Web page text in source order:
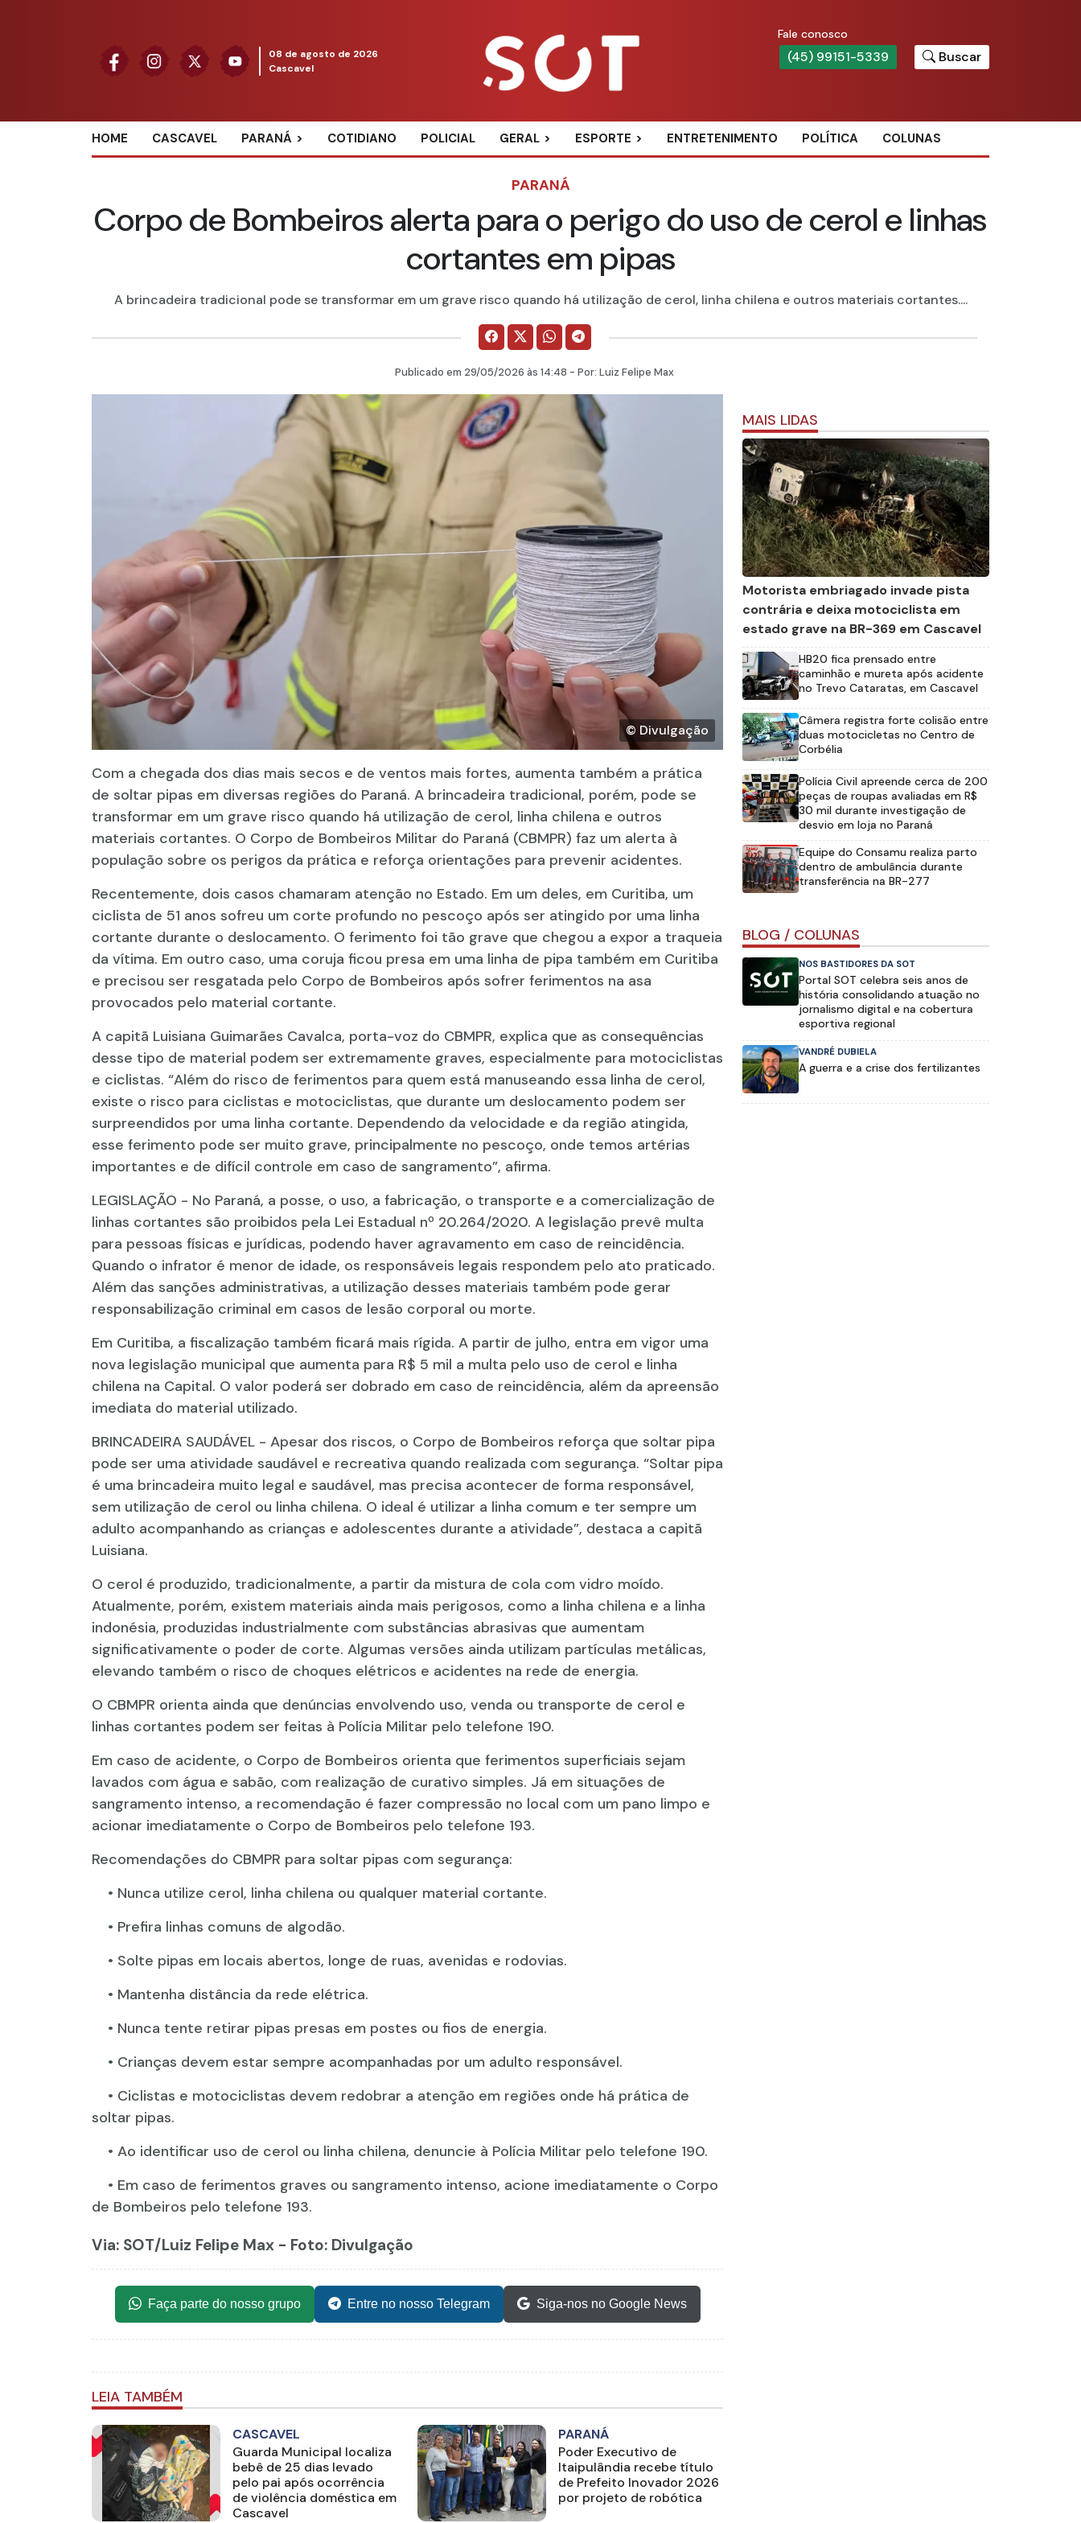
08 de agosto de 2026
Cascavel
Fale conosco
(45) 99151-5339 Buscar
HOME CASCAVEL PARANÁ COTIDIANO POLICIAL GERAL ESPORTE ENTRETENIMENTO POLÍTICA COLUNAS
PARANÁ
Corpo de Bombeiros alerta para o perigo do uso de cerol e linhas
cortantes em pipas
A brincadeira tradicional pode se transformar em um grave risco quando há utilização de cerol, linha chilena e outros materiais cortantes....
Publicado em 29/05/2026 às 14:48 - Por: Luiz Felipe Max
© Divulgação
Com a chegada dos dias mais secos e de ventos mais fortes, aumenta também a prática
de soltar pipas em diversas regiões do Paraná. A brincadeira tradicional, porém, pode se
transformar em um grave risco quando há utilização de cerol, linha chilena e outros
materiais cortantes. O Corpo de Bombeiros Militar do Paraná (CBMPR) faz um alerta à
população sobre os perigos da prática e reforça orientações para prevenir acidentes.
Recentemente, dois casos chamaram atenção no Estado. Em um deles, em Curitiba, um
ciclista de 51 anos sofreu um corte profundo no pescoço após ser atingido por uma linha
cortante durante o deslocamento. O ferimento foi tão grave que chegou a expor a traqueia
da vítima. Em outro caso, uma coruja ficou presa em uma linha de pipa também em Curitiba
e precisou ser resgatada pelo Corpo de Bombeiros após sofrer ferimentos na asa
provocados pelo material cortante.
A capitã Luisiana Guimarães Cavalca, porta-voz do CBMPR, explica que as consequências
desse tipo de material podem ser extremamente graves, especialmente para motociclistas
e ciclistas. “Além do risco de ferimentos para quem está manuseando essa linha de cerol,
existe o risco para ciclistas e motociclistas, que durante um deslocamento podem ser
surpreendidos por uma linha cortante. Dependendo da velocidade e da região atingida,
esse ferimento pode ser muito grave, principalmente no pescoço, onde temos artérias
importantes e de difícil controle em caso de sangramento”, afirma.
LEGISLAÇÃO - No Paraná, a posse, o uso, a fabricação, o transporte e a comercialização de
linhas cortantes são proibidos pela Lei Estadual nº 20.264/2020. A legislação prevê multa
para pessoas físicas e jurídicas, podendo haver agravamento em caso de reincidência.
Quando o infrator é menor de idade, os responsáveis legais respondem pelo ato praticado.
Além das sanções administrativas, a utilização desses materiais também pode gerar
responsabilização criminal em casos de lesão corporal ou morte.
Em Curitiba, a fiscalização também ficará mais rígida. A partir de julho, entra em vigor uma
nova legislação municipal que aumenta para R$ 5 mil a multa pelo uso de cerol e linha
chilena na Capital. O valor poderá ser dobrado em caso de reincidência, além da apreensão
imediata do material utilizado.
BRINCADEIRA SAUDÁVEL - Apesar dos riscos, o Corpo de Bombeiros reforça que soltar pipa
pode ser uma atividade saudável e recreativa quando realizada com segurança. “Soltar pipa
é uma brincadeira muito legal e saudável, mas precisa acontecer de forma responsável,
sem utilização de cerol ou linha chilena. O ideal é utilizar a linha comum e ter sempre um
adulto acompanhando as crianças e adolescentes durante a atividade”, destaca a capitã
Luisiana.
O cerol é produzido, tradicionalmente, a partir da mistura de cola com vidro moído.
Atualmente, porém, existem materiais ainda mais perigosos, como a linha chilena e a linha
indonésia, produzidas industrialmente com substâncias abrasivas que aumentam
significativamente o poder de corte. Algumas versões ainda utilizam partículas metálicas,
elevando também o risco de choques elétricos e acidentes na rede de energia.
O CBMPR orienta ainda que denúncias envolvendo uso, venda ou transporte de cerol e
linhas cortantes podem ser feitas à Polícia Militar pelo telefone 190.
Em caso de acidente, o Corpo de Bombeiros orienta que ferimentos superficiais sejam
lavados com água e sabão, com realização de curativo simples. Já em situações de
sangramento intenso, a recomendação é fazer compressão no local com um pano limpo e
acionar imediatamente o Corpo de Bombeiros pelo telefone 193.
Recomendações do CBMPR para soltar pipas com segurança:
• Nunca utilize cerol, linha chilena ou qualquer material cortante.
• Prefira linhas comuns de algodão.
• Solte pipas em locais abertos, longe de ruas, avenidas e rodovias.
• Mantenha distância da rede elétrica.
• Nunca tente retirar pipas presas em postes ou fios de energia.
• Crianças devem estar sempre acompanhadas por um adulto responsável.
• Ciclistas e motociclistas devem redobrar a atenção em regiões onde há prática de
soltar pipas.
• Ao identificar uso de cerol ou linha chilena, denuncie à Polícia Militar pelo telefone 190.
• Em caso de ferimentos graves ou sangramento intenso, acione imediatamente o Corpo
de Bombeiros pelo telefone 193.
Via: SOT/Luiz Felipe Max - Foto: Divulgação
Faça parte do nosso grupo Entre no nosso Telegram Siga-nos no Google News
LEIA TAMBÉM
CASCAVEL
Guarda Municipal localiza
bebê de 25 dias levado
pelo pai após ocorrência
de violência doméstica em
Cascavel
PARANÁ
Poder Executivo de
Itaipulândia recebe título
de Prefeito Inovador 2026
por projeto de robótica
MAIS LIDAS
Motorista embriagado invade pista
contrária e deixa motociclista em
estado grave na BR-369 em Cascavel
HB20 fica prensado entre
caminhão e mureta após acidente
no Trevo Cataratas, em Cascavel
Câmera registra forte colisão entre
duas motocicletas no Centro de
Corbélia
Polícia Civil apreende cerca de 200
peças de roupas avaliadas em R$
30 mil durante investigação de
desvio em loja no Paraná
Equipe do Consamu realiza parto
dentro de ambulância durante
transferência na BR-277
BLOG / COLUNAS
NOS BASTIDORES DA SOT
Portal SOT celebra seis anos de
história consolidando atuação no
jornalismo digital e na cobertura
esportiva regional
VANDRÉ DUBIELA
A guerra e a crise dos fertilizantes